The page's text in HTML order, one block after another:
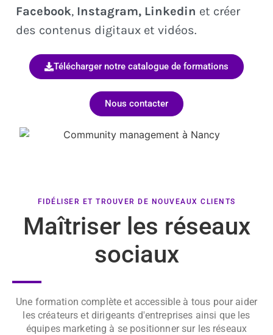
Facebook, Instagram, Linkedin et créer
des contenus digitaux et vidéos.
Télécharger notre catalogue de formations
Nous contacter
FIDÉLISER ET TROUVER DE NOUVEAUX CLIENTS
Maîtriser les réseaux
sociaux
Une formation complète et accessible à tous pour aider
les créateurs et dirigeants d'entreprises ainsi que les
équipes marketing à se positionner sur les réseaux